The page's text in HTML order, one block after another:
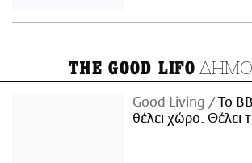
THE GOOD LIFO
Good Living
Το
θέλει χώρο. Θέλει